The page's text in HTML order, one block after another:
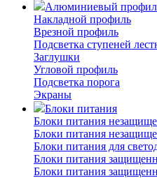
Алюминиевый
Накладной профиль
Врезной профиль
Подсветка ступеней
Заглушки
Угловой профиль
Подсветка порога
Экраны
Блоки питания
Блоки питания
Блоки питания
Блоки питания для
Блоки питания
Блоки питания